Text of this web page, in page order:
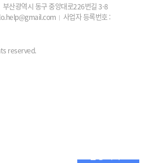
부산광역시 동구 중앙대로226번길 3-8
사업자 등록번호 :
reserved.